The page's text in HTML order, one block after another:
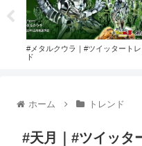
#メタルクウラ｜#ツイッタートレ
ド
ホーム トレンド
#天月｜#ツイッタ